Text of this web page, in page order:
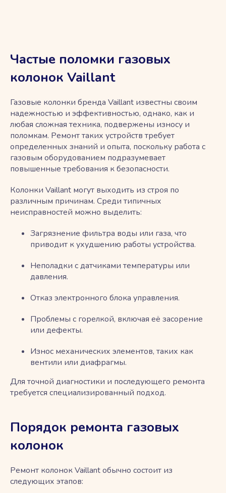
Частые поломки газовых
колонок Vaillant
Газовые колонки бренда Vaillant известны своим
надежностью и эффективностью, однако, как и
любая сложная техника, подвержены износу и
поломкам. Ремонт таких устройств требует
определенных знаний и опыта, поскольку работа с
газовым оборудованием подразумевает
повышенные требования к безопасности.
Колонки Vaillant могут выходить из строя по
различным причинам. Среди типичных
неисправностей можно выделить:
Загрязнение фильтра воды или газа, что
приводит к ухудшению работы устройства.
Неполадки с датчиками температуры или
давления.
Отказ электронного блока управления.
Проблемы с горелкой, включая её засорение
или дефекты.
Износ механических элементов, таких как
вентили или диафрагмы.
Для точной диагностики и последующего ремонта
требуется специализированный подход.
Порядок ремонта газовых
колонок
Ремонт колонок Vaillant обычно состоит из
следующих этапов: